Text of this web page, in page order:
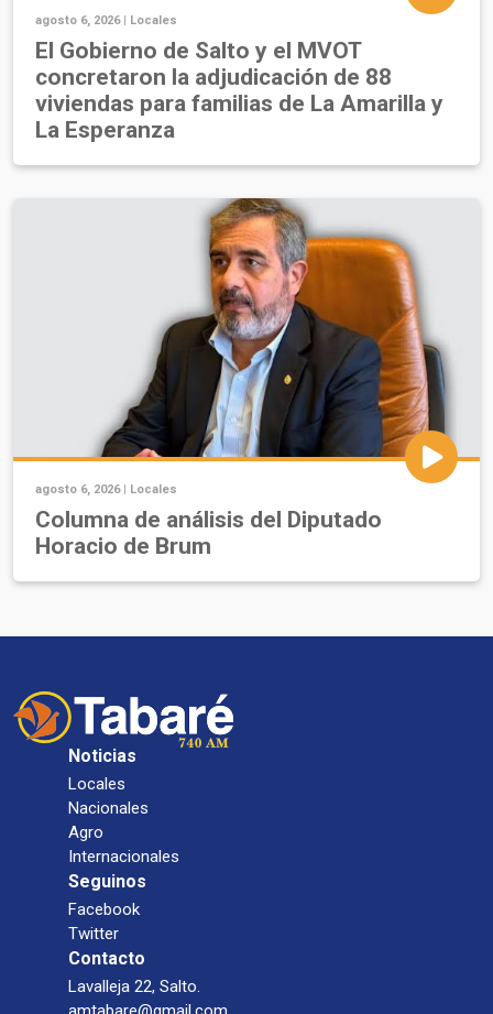
agosto 6, 2026 | Locales
El Gobierno de Salto y el MVOT
concretaron la adjudicación de 88
viviendas para familias de La Amarilla y
La Esperanza
agosto 6, 2026 | Locales
Columna de análisis del Diputado
Horacio de Brum
Noticias
Locales
Nacionales
Agro
Internacionales
Seguinos
Facebook
Twitter
Contacto
Lavalleja 22, Salto.